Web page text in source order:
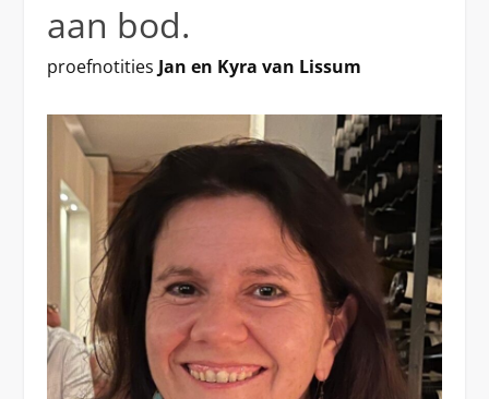
aan bod.
proefnotities Jan en Kyra van Lissum